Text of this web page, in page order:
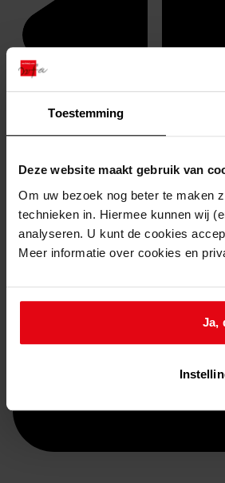
Toestemming
Deze website maakt gebruik van
Om uw bezoek nog beter te maken
technieken in. Hiermee kunnen wij
analyseren. U kunt de cookies
Meer informatie over cookies en
Ja,